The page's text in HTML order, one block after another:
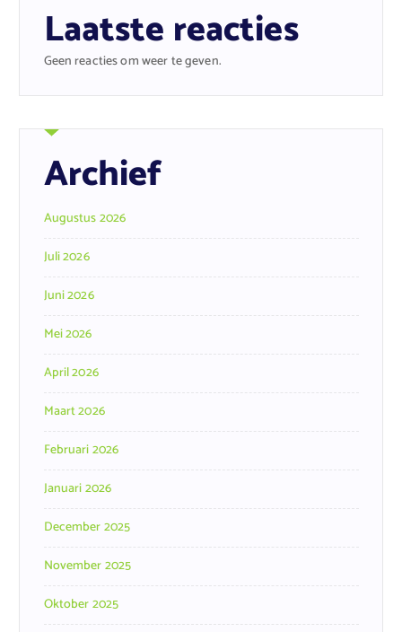
Laatste reacties
Geen reacties om weer te geven.
Archief
Augustus 2026
Juli 2026
Juni 2026
Mei 2026
April 2026
Maart 2026
Februari 2026
Januari 2026
December 2025
November 2025
Oktober 2025